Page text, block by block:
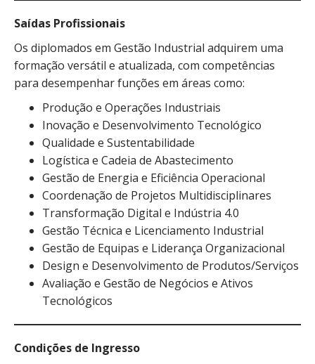
Saídas Profissionais
Os diplomados em Gestão Industrial adquirem uma
formação versátil e atualizada, com competências
para desempenhar funções em áreas como:
Produção e Operações Industriais
Inovação e Desenvolvimento Tecnológico
Qualidade e Sustentabilidade
Logística e Cadeia de Abastecimento
Gestão de Energia e Eficiência Operacional
Coordenação de Projetos Multidisciplinares
Transformação Digital e Indústria 4.0
Gestão Técnica e Licenciamento Industrial
Gestão de Equipas e Liderança Organizacional
Design e Desenvolvimento de Produtos/Serviços
Avaliação e Gestão de Negócios e Ativos
Tecnológicos
Condições de Ingresso